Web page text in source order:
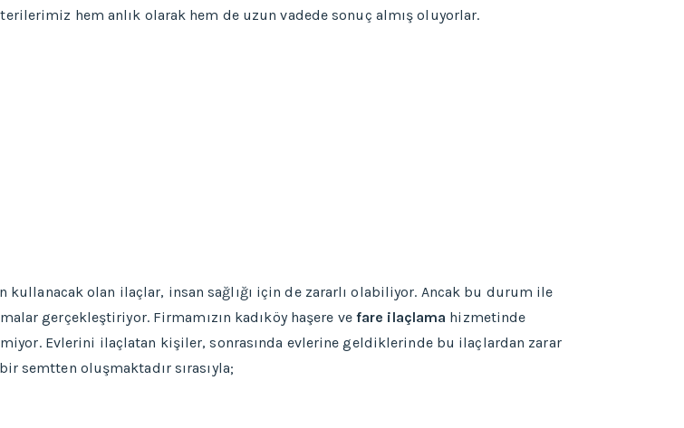
hem anlık olarak hem de uzun vadede sonuç almış oluyorlar.
kullanacak olan ilaçlar, insan sağlığı için de zararlı olabiliyor. Ancak bu durum ile
gerçekleştiriyor. Firmamızın kadıköy haşere ve fare ilaçlama hizmetinde
Evlerini ilaçlatan kişiler, sonrasında evlerine geldiklerinde bu ilaçlardan zarar
semtten oluşmaktadır sırasıyla;